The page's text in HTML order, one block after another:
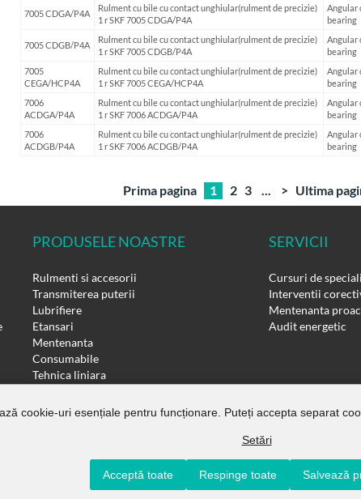
7005 CDGA/P4A
Rulment cu bile cu contact unghiular(rulment de precizie)
1 r SKF 7005 CDGA/P4A
Angular
bearing
7005 CDGB/P4A
Rulment cu bile cu contact unghiular(rulment de precizie)
1 r SKF 7005 CDGB/P4A
Angular
bearing
7005
CEGA/HCP4A
Rulment cu bile cu contact unghiular(rulment de precizie)
1 r SKF 7005 CEGA/HCP4A
Angular
bearing
7006
ACDGA/P4A
Rulment cu bile cu contact unghiular(rulment de precizie)
1 r SKF 7006 ACDGA/P4A
Angular
bearing
7006
ACDGB/P4A
Rulment cu bile cu contact unghiular(rulment de precizie)
1 r SKF 7006 ACDGB/P4A
Angular
bearing
Prima pagina 1 2 3 ... > Ultima
PRODUSELE NOASTRE
Rulmenti si accesorii
Transmiterea puterii
Lubrifiere
Etansari
Mentenanta
Consumabile
Tehnica liniara
Actionari pneumatice
SERVICII
Cursuri de
Interventii
Mentenanta
Audit energetic
cookie-uri esențiale pentru funcționare. Puteți accepta separat
Setări
Acceptă toate Respinge toate Salvează